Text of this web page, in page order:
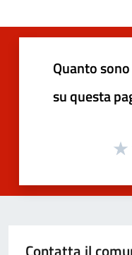
Quanto
su questa